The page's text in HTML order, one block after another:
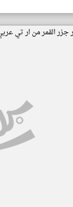
جزر القمر من ار تي